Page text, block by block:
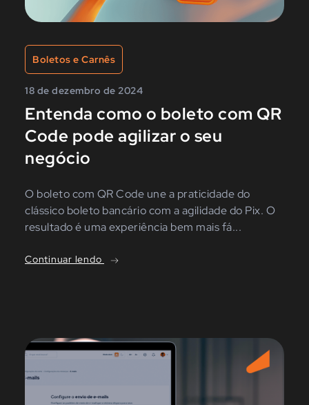
Boletos e Carnês
18 de dezembro de 2024
Entenda como o boleto com QR
Code pode agilizar o seu
negócio
O boleto com QR Code une a praticidade do
clássico boleto bancário com a agilidade do Pix. O
resultado é uma experiência bem mais fá...
Continuar lendo